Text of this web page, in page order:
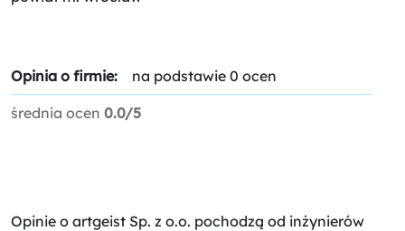
Opinia o firmie: na podstawie 0 ocen
średnia ocen 0.0/5
Opinie o artgeist Sp. z o.o. pochodzą od inżynierów